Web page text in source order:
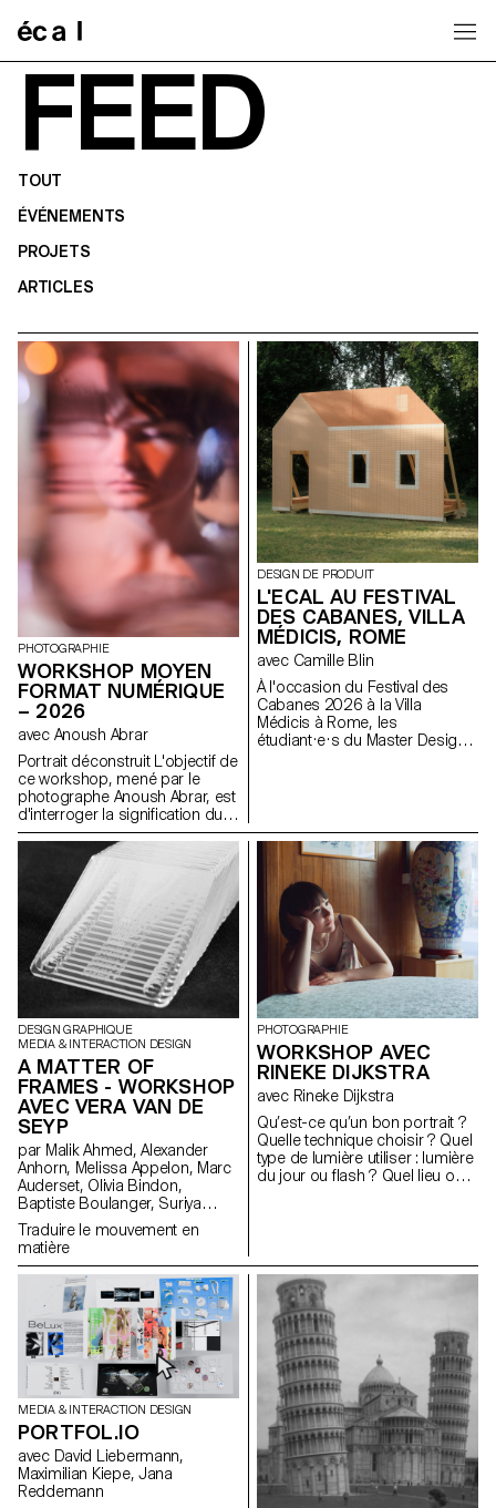
FEED
TOUT
ÉVÉNEMENTS
PROJETS
ARTICLES
PHOTOGRAPHIE
WORKSHOP MOYEN
FORMAT NUMÉRIQUE
– 2026
avec Anoush Abrar
Portrait déconstruit L'objectif de
ce workshop, mené par le
photographe Anoush Abrar, est
d'interroger la signification du
portrait contemporain. En
suivant la notion du "portrait
déconstruit" les étudiants-es-x
ont réalisé une image par
groupes de deux. La semaine
de workshop Moyen format
digital est à la fois une initiation
au matériel de prise de vue et
au logiciels dédiés.
DESIGN DE PRODUIT
L'ECAL AU FESTIVAL
DES CABANES, VILLA
MÉDICIS, ROME
avec Camille Blin
À l'occasion du Festival des
Cabanes 2026 à la Villa
Médicis à Rome, les
étudiant·e·s du Master Design
fabricant italien de
céramique Mutina. Les jardins
de la Villa offrent un contexte
historique et spatial riche,
propice à l'exploration de
l'esthétique, des fonctions et de
l'interaction avec les visiteurs.
Les étudiant·e·s ont eu accès à
l'ensemble du catalogue Mutina
(carreaux, briques et autres
matériaux) pour construire leurs
installations. Le projet a été
sélectionné et accompagné
par le designer français Ronan
Bouroullec, l'ECAL, la Villa
Médicis et Mutina.
DESIGN GRAPHIQUE
MEDIA & INTERACTION DESIGN
A MATTER OF
FRAMES - WORKSHOP
AVEC VERA VAN DE
SEYP
par Malik Ahmed, Alexander
Anhorn, Melissa Appelon, Marc
Auderset, Olivia Bindon,
Baptiste Boulanger, Suriya
Brambilla, Diego Buccelloni,
Marta Casemi, Davia Ciccoli
Trannoy, Alizée Clavien, Timoféi
Cruz, Ethan Degano, Nora
Dizeko, Andrea Domínguez
Formet, Mathias Dugenne,
Mathias Gelin, Tanguy Genier,
Lila Gomez Gaillet, Juliana
Granato, Xenia Grange,
Bérangère Gremion, Helena
Hell, Rocio Hernandez, Salomé
Huwiler, Rebecca Indermühle,
Kevin Jeangros, Nolan Latorre,
Jose Pardo Pariente, Zachary
Ramelet, Gabrielle Richard,
Théo Rizzo, Alessia Rollini,
Traduire le mouvement en
matière
PHOTOGRAPHIE
WORKSHOP AVEC
RINEKE DIJKSTRA
avec Rineke Dijkstra
Qu’est-ce qu’un bon portrait ?
Quelle technique choisir ? Quel
type de lumière utiliser : lumière
du jour ou flash ? Quel lieu ou
étudiant·e·s ont exploré ce qui
fait la qualité d’un bon portrait
ainsi que les outils permettant
d’en créer un.
MEDIA & INTERACTION DESIGN
PORTFOL.IO
avec David Liebermann,
Maximilian Kiepe, Jana
Reddemann